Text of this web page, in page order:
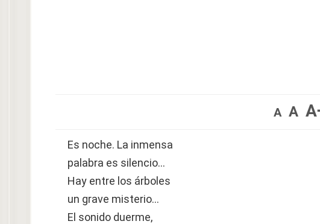
A A
Es noche. La inmensa
palabra es silencio…
Hay entre los árboles
un grave misterio…
El sonido duerme,